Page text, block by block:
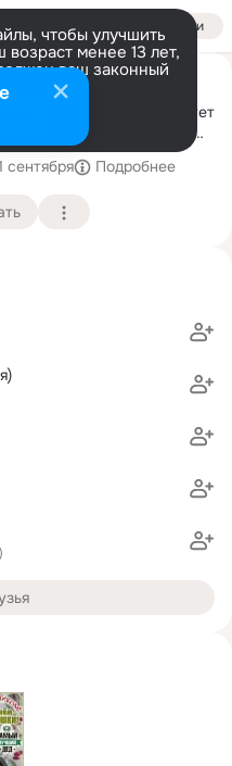
Войти
чтобы улучшить
менее 13 лет,
ваш законный
факультет
и виноградарства в 1974
сентября Подробнее